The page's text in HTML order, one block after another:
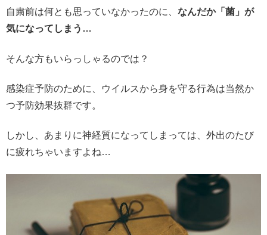
自粛前は何とも思っていなかったのに、 なんだか「菌」が
気になってしまう…
そんな方もいらっしゃるのでは？
感染症予防のために、ウイルスから身を守る行為は当然か
つ予防効果抜群です。
しかし、あまりに神経質になってしまっては、外出のたび
に疲れちゃいますよね…